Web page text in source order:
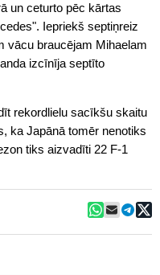
un ceturto pēc kārtas
Iepriekš septiņreiz
vācu braucējam Mihaelam
izcīnīja septīto
rekordlielu sacīkšu skaitu
ka Japānā tomēr nenotiks
tiks aizvadīti 22 F-1